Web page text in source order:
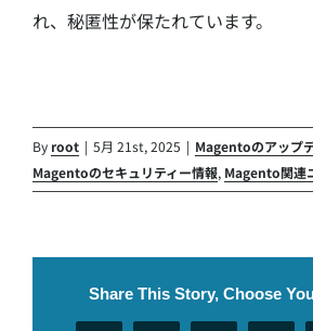
れ、秘匿性が保たれています。
By root | 5月 21st, 2025 | Magentoのアップ
Magentoのセキュリティー情報, Magento関連
Share This Story, Choose